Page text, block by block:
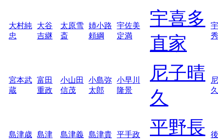
大村純
忠
大谷
吉継
太原雪
斎
姉小路
頼綱
宇佐美
定満
宇喜多
直家
宮本武
蔵
富田
重政
小山田
信茂
小島弥
太郎
小早川
隆景
尼子晴
久
久
島津歳 島津
島津義 島津貴 平手政
平野長